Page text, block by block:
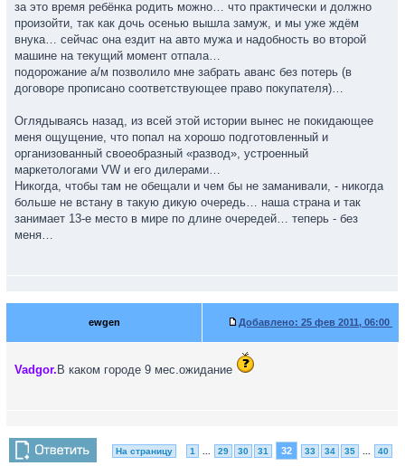
за это время ребёнка родить можно… что практически и должно
произойти, так как дочь осенью вышла замуж, и мы уже ждём
внука… сейчас она ездит на авто мужа и надобность во второй
машине на текущий момент отпала…
подорожание а/м позволило мне забрать аванс без потерь (в
договоре прописано соответствующее право покупателя)…
Оглядываясь назад, из всей этой истории вынес не покидающее
меня ощущение, что попал на хорошо подготовленный и
организованный своеобразный «развод», устроенный
маркетологами VW и его дилерами…
Никогда, чтобы там не обещали и чем бы не заманивали, - никогда
больше не встану в такую дикую очередь… наша страна и так
занимает 13-е место в мире по длине очередей… теперь - без
меня…
ewgen Добавлено: 25 фев 2011, 06:00
Vadgor. В каком городе 9 мес.ожидание
На страницу 1 29 30 31 32 33 34 35 40